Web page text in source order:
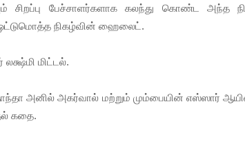
– கமல் அவசர சந்திப்பு (படங்கள், விடியோ)
தான் அஜித் திரைப்பயணத்திலே அதிக காலெக்ஷன்
சிறப்பு பேச்சாளர்களாக கலந்து கொண்ட அந்த
நிகழ்வின் ஹைலைட்.
லக்ஷ்மி மிட்டல்.
அனில் அகர்வால் மற்றும் மும்பையின் எஸ்ஸார்
கதை.